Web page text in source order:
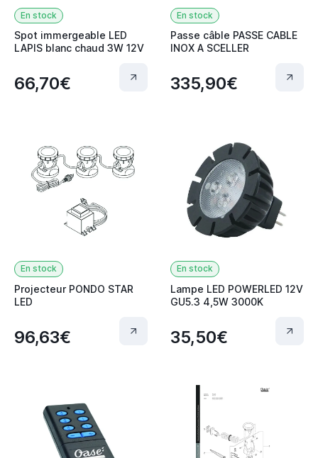
En stock
Spot immergeable LED
LAPIS blanc chaud 3W 12V
66,70€
En stock
Passe câble PASSE CABLE
INOX A SCELLER
335,90€
En stock
Projecteur PONDO STAR
LED
96,63€
En stock
Lampe LED POWERLED 12V
GU5.3 4,5W 3000K
35,50€